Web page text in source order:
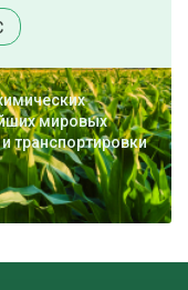
мировых
транспортировки